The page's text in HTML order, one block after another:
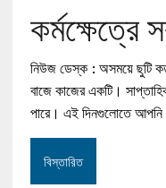
কর্মক্ষেত্রে
নিউজ ডেস্ক : অসময়ে ছুটি
বাজে কাজের একটি।
পারে। এই দিনগুলোতে
বিস্তারিত